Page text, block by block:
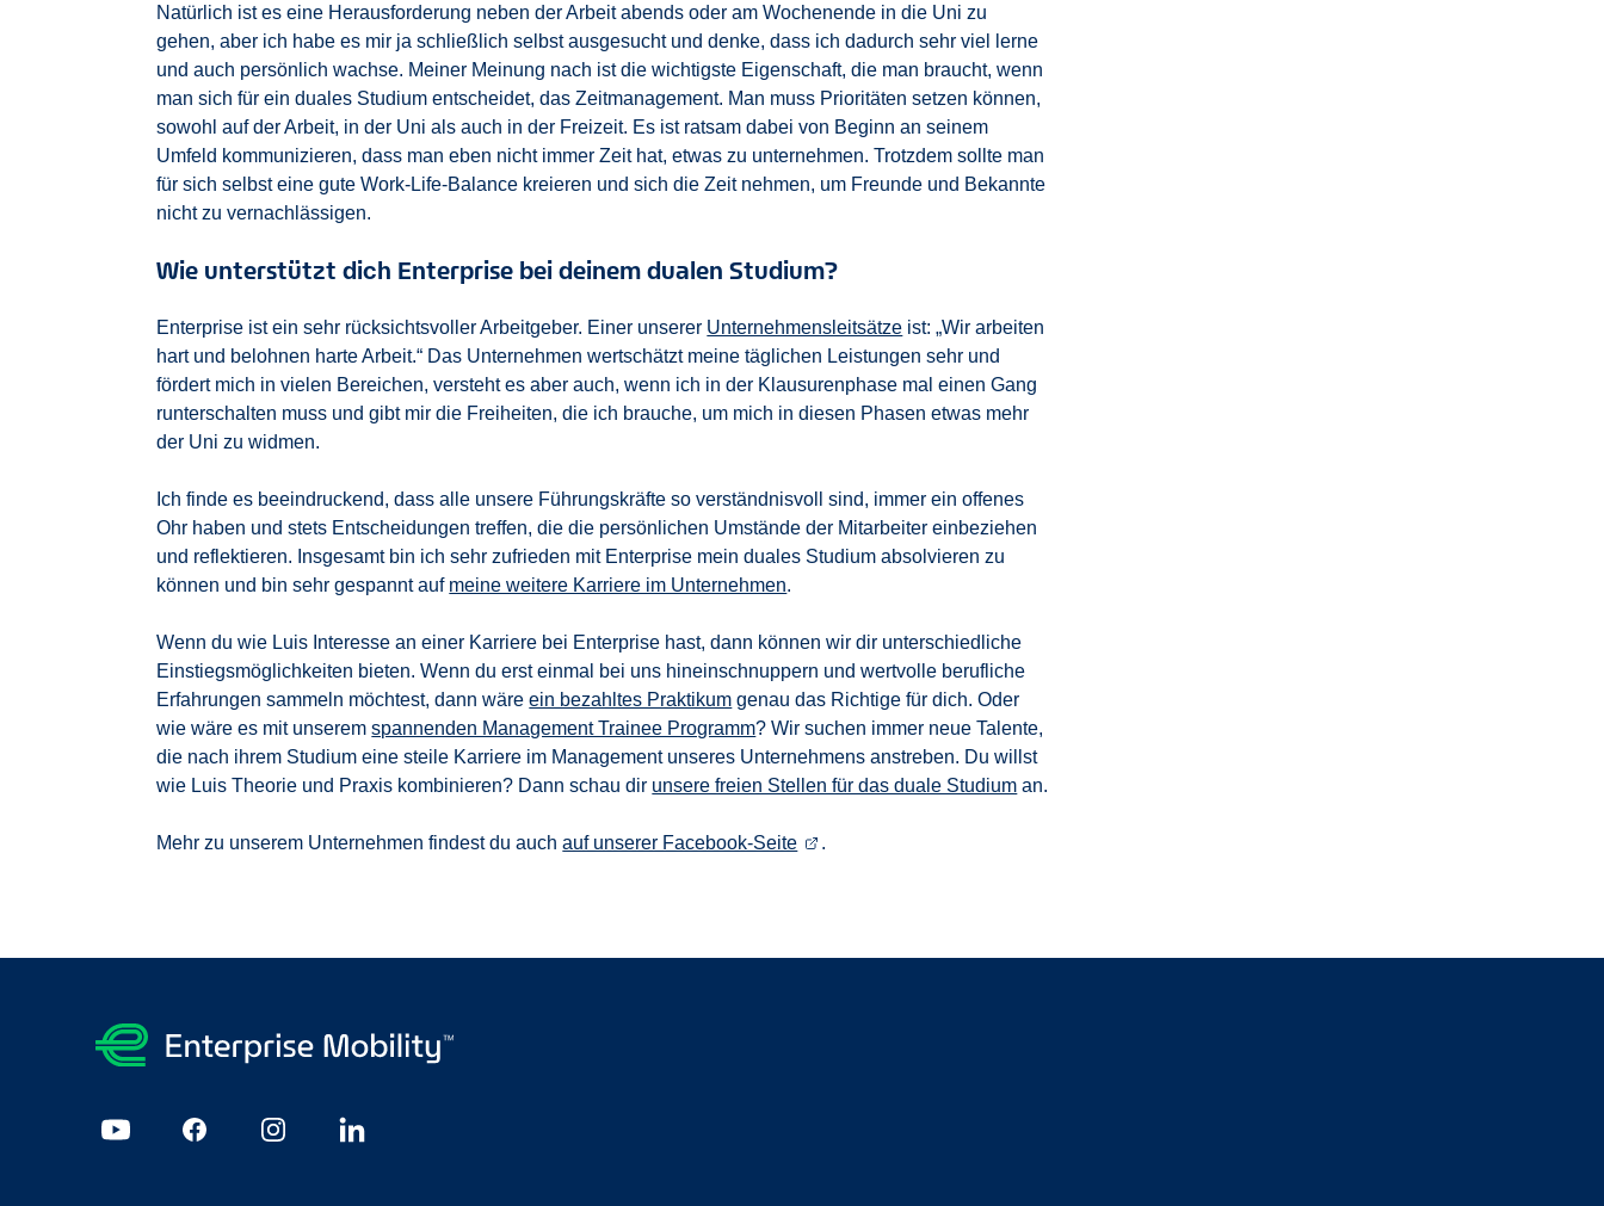
Natürlich ist es eine Herausforderung neben der Arbeit abends oder am Wochenende in die Uni zu
gehen, aber ich habe es mir ja schließlich selbst ausgesucht und denke, dass ich dadurch sehr viel lerne
und auch persönlich wachse. Meiner Meinung nach ist die wichtigste Eigenschaft, die man braucht, wenn
man sich für ein duales Studium entscheidet, das Zeitmanagement. Man muss Prioritäten setzen können,
sowohl auf der Arbeit, in der Uni als auch in der Freizeit. Es ist ratsam dabei von Beginn an seinem
Umfeld kommunizieren, dass man eben nicht immer Zeit hat, etwas zu unternehmen. Trotzdem sollte man
für sich selbst eine gute Work-Life-Balance kreieren und sich die Zeit nehmen, um Freunde und Bekannte
nicht zu vernachlässigen.
Wie unterstützt dich Enterprise bei deinem dualen Studium?
Enterprise ist ein sehr rücksichtsvoller Arbeitgeber. Einer unserer Unternehmensleitsätze ist: „Wir arbeiten
hart und belohnen harte Arbeit.“ Das Unternehmen wertschätzt meine täglichen Leistungen sehr und
fördert mich in vielen Bereichen, versteht es aber auch, wenn ich in der Klausurenphase mal einen Gang
runterschalten muss und gibt mir die Freiheiten, die ich brauche, um mich in diesen Phasen etwas mehr
der Uni zu widmen.
Ich finde es beeindruckend, dass alle unsere Führungskräfte so verständnisvoll sind, immer ein offenes
Ohr haben und stets Entscheidungen treffen, die die persönlichen Umstände der Mitarbeiter einbeziehen
und reflektieren. Insgesamt bin ich sehr zufrieden mit Enterprise mein duales Studium absolvieren zu
können und bin sehr gespannt auf meine weitere Karriere im Unternehmen.
Wenn du wie Luis Interesse an einer Karriere bei Enterprise hast, dann können wir dir unterschiedliche
Einstiegsmöglichkeiten bieten. Wenn du erst einmal bei uns hineinschnuppern und wertvolle berufliche
Erfahrungen sammeln möchtest, dann wäreein bezahltes Praktikum genau das Richtige für dich. Oder
wie wäre es mit unseremspannenden Management Trainee Programm? Wir suchen immer neue Talente,
die nach ihrem Studium eine steile Karriere im Management unseres Unternehmens anstreben. Du willst
wie Luis Theorie und Praxis kombinieren? Dann schau dir unsere freien Stellen für das duale Studium an.
Mehr zu unserem Unternehmen findest du auchauf unserer Facebook-Seite .